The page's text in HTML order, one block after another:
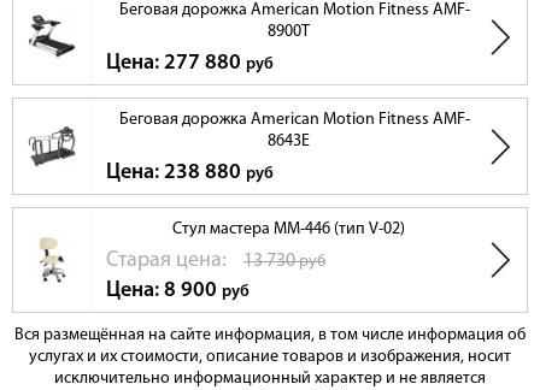
Беговая дорожка American Motion Fitness AMF-
8900T
Цена: 277 880 руб
Беговая дорожка American Motion Fitness AMF-
8643E
Цена: 238 880 руб
Стул мастера ММ-446 (тип V-02)
Cтарая цена: 13 730руб
Цена: 8 900 руб
Вся размещённая на сайте информация, в том числе информация об
услугах и их стоимости, описание товаров и изображения, носит
исключительно информационный характер и не является